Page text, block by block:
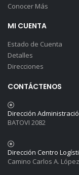
Conocer Más
MI CUENTA
Estado de Cuenta
Detalles
Direcciones
CONTÁCTENOS
Dirección
BATOVI 2082
Dirección Centro
Camino Carlos A.